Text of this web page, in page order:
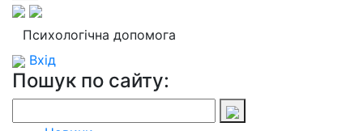
Психологічна допомога
Вхід
Пошук по сайту: